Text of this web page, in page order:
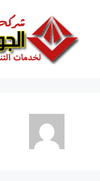
المحتوى